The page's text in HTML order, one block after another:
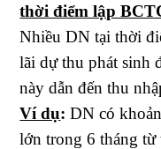
thời điểm lập
Nhiều DN tại thời
lãi dự thu phát sinh
này dẫn đến thu
Ví dụ: DN có
lớn trong 6 tháng từ